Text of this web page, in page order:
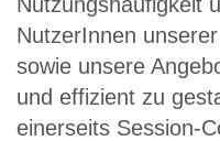
NutzerInnen
sowie unsere
und effizient zu
einerseits Session-